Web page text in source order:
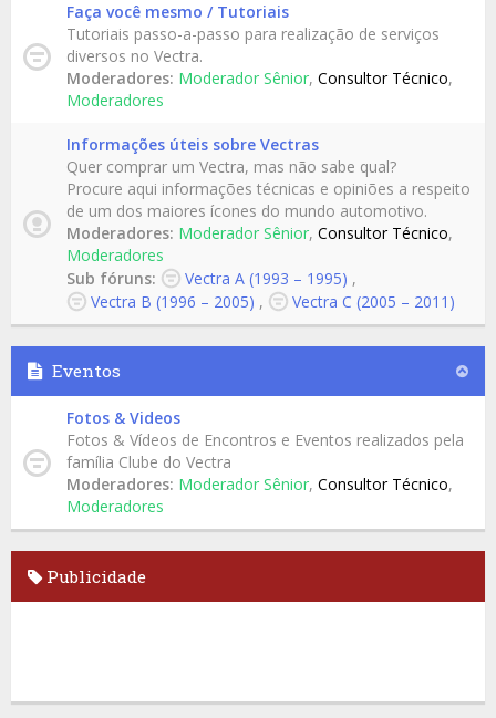
Faça você mesmo / Tutoriais
Tutoriais passo-a-passo para realização de serviços
diversos no Vectra.
Moderadores: Moderador Sênior, Consultor Técnico,
Moderadores
Informações úteis sobre Vectras
Quer comprar um Vectra, mas não sabe qual?
Procure aqui informações técnicas e opiniões a respeito
de um dos maiores ícones do mundo automotivo.
Moderadores: Moderador Sênior, Consultor Técnico,
Moderadores
Sub fóruns:
Vectra A (1993 – 1995) ,
Vectra B (1996 – 2005) , Vectra C (2005 – 2011)
Eventos
Fotos & Videos
Fotos & Vídeos de Encontros e Eventos realizados pela
família Clube do Vectra
Moderadores: Moderador Sênior, Consultor Técnico,
Moderadores
Publicidade